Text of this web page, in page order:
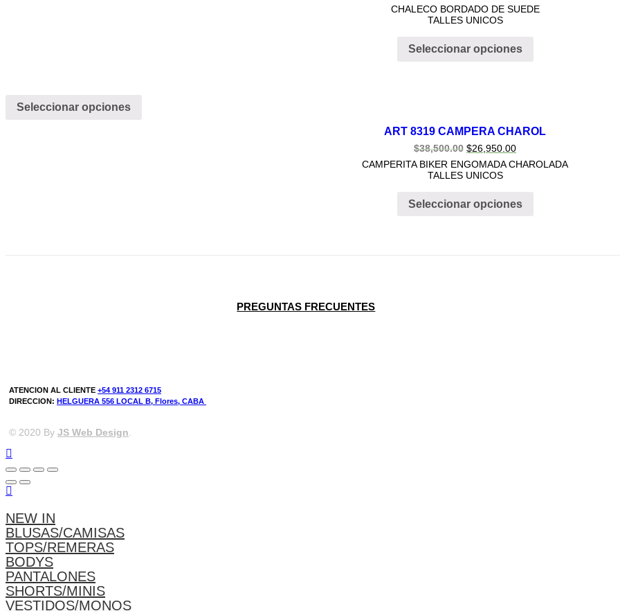
CHALECO BORDADO DE SUEDE
TALLES UNICOS
Seleccionar opciones
Seleccionar opciones
ART 8319 CAMPERA CHAROL
$38,500.00 $26,950.00
CAMPERITA BIKER ENGOMADA CHAROLADA
TALLES UNICOS
Seleccionar opciones
PREGUNTAS FRECUENTES
ATENCION AL CLIENTE +54 911 2312 6715
DIRECCION: HELGUERA 556 LOCAL B, Flores, CABA
© 2020 By JS Web Design.
NEW IN
BLUSAS/CAMISAS
TOPS/REMERAS
BODYS
PANTALONES
SHORTS/MINIS
VESTIDOS/MONOS